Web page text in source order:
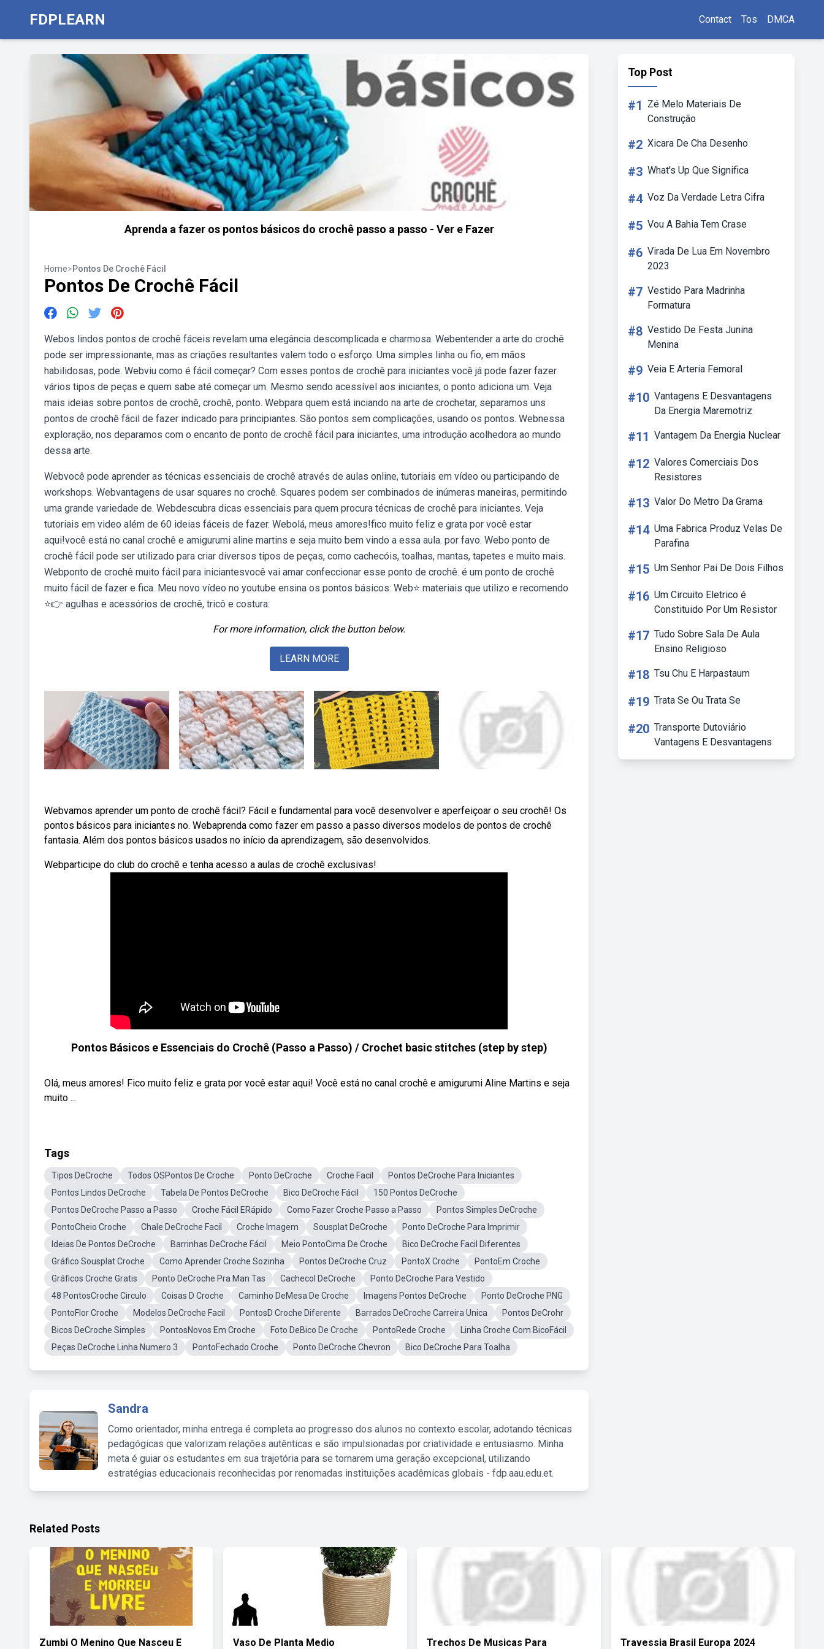
FDPLEARN Contact Tos DMCA
Aprenda a fazer os pontos básicos do crochê passo a passo - Ver e Fazer
Home>Pontos De Crochê Fácil
Pontos De Crochê Fácil
Webos lindos pontos de crochê fáceis revelam uma elegância descomplicada e charmosa. Webentender a arte do crochê
pode ser impressionante, mas as criações resultantes valem todo o esforço. Uma simples linha ou fio, em mãos
habilidosas, pode. Webviu como é fácil começar? Com esses pontos de crochê para iniciantes você já pode fazer fazer
vários tipos de peças e quem sabe até começar um. Mesmo sendo acessível aos iniciantes, o ponto adiciona um. Veja
mais ideias sobre pontos de crochê, crochê, ponto. Webpara quem está inciando na arte de crochetar, separamos uns
pontos de crochê fácil de fazer indicado para principiantes. São pontos sem complicações, usando os pontos. Webnessa
exploração, nos deparamos com o encanto de ponto de crochê fácil para iniciantes, uma introdução acolhedora ao mundo
dessa arte.
Webvocê pode aprender as técnicas essenciais de crochê através de aulas online, tutoriais em vídeo ou participando de
workshops. Webvantagens de usar squares no crochê. Squares podem ser combinados de inúmeras maneiras, permitindo
uma grande variedade de. Webdescubra dicas essenciais para quem procura técnicas de crochê para iniciantes. Veja
tutoriais em video além de 60 ideias fáceis de fazer. Webolá, meus amores!fico muito feliz e grata por você estar
aqui!você está no canal crochê e amigurumi aline martins e seja muito bem vindo a essa aula. por favo. Webo ponto de
crochê fácil pode ser utilizado para criar diversos tipos de peças, como cachecóis, toalhas, mantas, tapetes e muito mais.
Webponto de crochê muito fácil para iniciantesvocê vai amar confeccionar esse ponto de crochê. é um ponto de crochê
muito fácil de fazer e fica. Meu novo vídeo no youtube ensina os pontos básicos: Web⭐ materiais que utilizo e recomendo
⭐👉 agulhas e acessórios de crochê, tricô e costura:
For more information, click the button below.
LEARN MORE
Webvamos aprender um ponto de crochê fácil? Fácil e fundamental para você desenvolver e aperfeiçoar o seu crochê! Os
pontos básicos para iniciantes no. Webaprenda como fazer em passo a passo diversos modelos de pontos de crochê
fantasia. Além dos pontos básicos usados no início da aprendizagem, são desenvolvidos.
Webparticipe do club do crochê e tenha acesso a aulas de crochê exclusivas!
Pontos Básicos e Essenciais do Crochê (Passo a Passo) / Crochet basic stitches (step by step)
Olá, meus amores! Fico muito feliz e grata por você estar aqui! Você está no canal crochê e amigurumi Aline Martins e seja
muito ...
Tags
Tipos DeCroche Todos OSPontos De Croche Ponto DeCroche Croche Facil
Pontos DeCroche Para Iniciantes
Pontos Lindos DeCroche
Tabela De Pontos DeCroche Bico DeCroche Fácil
150 Pontos DeCroche
Pontos DeCroche Passo a Passo
Croche Fácil ERápido Como Fazer Croche Passo a Passo
Pontos Simples DeCroche
PontoCheio Croche
Chale DeCroche Facil Croche Imagem Sousplat DeCroche
Ponto DeCroche Para Imprimir
Ideias De Pontos DeCroche
Barrinhas DeCroche Fácil Meio PontoCima De Croche
Bico DeCroche Facil Diferentes
Gráfico Sousplat Croche
Como Aprender Croche Sozinha Pontos DeCroche Cruz PontoX Croche
PontoEm Croche
Gráficos Croche Gratis
Ponto DeCroche Pra Man Tas Cachecol DeCroche
Ponto DeCroche Para Vestido
48 PontosCroche Circulo
Coisas D Croche Caminho DeMesa De Croche Imagens Pontos DeCroche
Ponto DeCroche PNG
PontoFlor Croche
Modelos DeCroche Facil PontosD Croche Diferente Barrados DeCroche Carreira Unica
Pontos DeCrohr
Bicos DeCroche Simples
PontosNovos Em Croche Foto DeBico De Croche PontoRede Croche
Linha Croche Com BicoFácil
Peças DeCroche Linha Numero 3
PontoFechado Croche Ponto DeCroche Chevron Bico DeCroche Para Toalha
Sandra
Como orientador, minha entrega é completa ao progresso dos alunos no contexto escolar, adotando técnicas
pedagógicas que valorizam relações autênticas e são impulsionadas por criatividade e entusiasmo. Minha
meta é guiar os estudantes em sua trajetória para se tornarem uma geração excepcional, utilizando
estratégias educacionais reconhecidas por renomadas instituições acadêmicas globais - fdp.aau.edu.et.
Top Post
#1
Zé Melo Materiais De
Construção
#2 Xicara De Cha Desenho
#3 What's Up Que Significa
#4 Voz Da Verdade Letra Cifra
#5 Vou A Bahia Tem Crase
#6 Virada De Lua Em Novembro
2023
#7 Vestido Para Madrinha
Formatura
#8 Vestido De Festa Junina
Menina
#9 Veia E Arteria Femoral
#10 Vantagens E Desvantagens
Da Energia Maremotriz
#11 Vantagem Da Energia Nuclear
#12 Valores Comerciais Dos
Resistores
#13 Valor Do Metro Da Grama
#14 Uma Fabrica Produz Velas De
Parafina
#15 Um Senhor Pai De Dois Filhos
#16 Um Circuito Eletrico é
Constituido Por Um Resistor
#17 Tudo Sobre Sala De Aula
Ensino Religioso
#18 Tsu Chu E Harpastaum
#19 Trata Se Ou Trata Se
#20 Transporte Dutoviário
Vantagens E Desvantagens
Related Posts
Zumbi O Menino Que Nasceu E Vaso De Planta Medio Trechos De Musicas Para Travessia Brasil Europa 2024